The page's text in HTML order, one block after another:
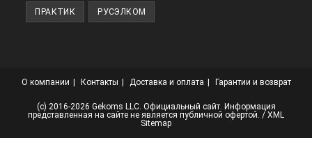
ПРАКТИК РУСЭЛКОМ
О компании Контакты Доставка и оплата Гарантии и возврат
(с) 2016-2026 Gekoms LLC. Официальный сайт. Информация
представленная на сайте не является публичной офертой. / XML
Sitemap